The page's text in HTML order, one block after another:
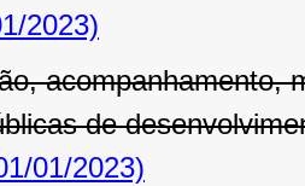
2023)
acompanhamento,
de
01/2023)